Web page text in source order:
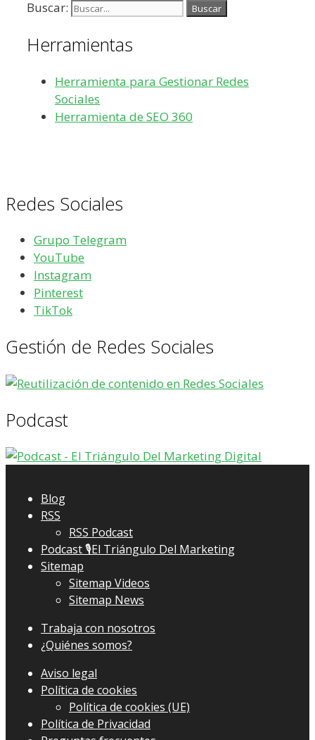
Buscar:
Herramientas
Herramienta para Gestionar Redes
Sociales
Herramienta de SEO 360
Redes Sociales
Grupo Telegram
YouTube
Instagram
Pinterest
TikTok
Gestión de Redes Sociales
Podcast
Blog
RSS
RSS Podcast
Podcast 🎙El Triángulo Del Marketing
Sitemap
Sitemap Videos
Sitemap News
Trabaja con nosotros
¿Quiénes somos?
Aviso legal
Política de cookies
Política de cookies (UE)
Política de Privacidad